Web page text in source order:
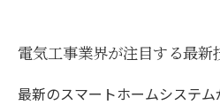
電気工事業界が注目する最新
最新のスマートホームシステ